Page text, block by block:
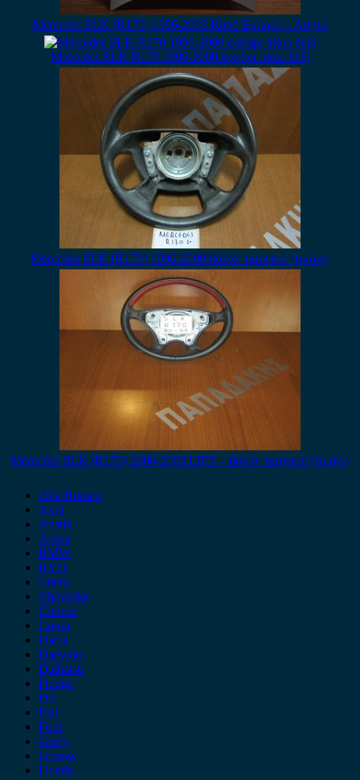
Mercedes SLK (R170) 1996-2003 Καπό Εμπρός – Ασημί
Mercedes SLK R170 1996-2000 φανάρι πίσω δεξί
Mercedes SLK (R170) 1996-2000 βολάν τιμονιού (τιμόνι)
Mercedes SLK (R170) 2000-2003 LIFT – βολάν τιμονιού (τιμόνι)
Alfa Romeo
Audi
Austin
Acura
BMW
BYD
Chery
Chevrolet
Citroen
Cupra
Dacia
Daewoo
Daihatsu
Dodge
DS
Fiat
Ford
Geely
Gonow
Honda